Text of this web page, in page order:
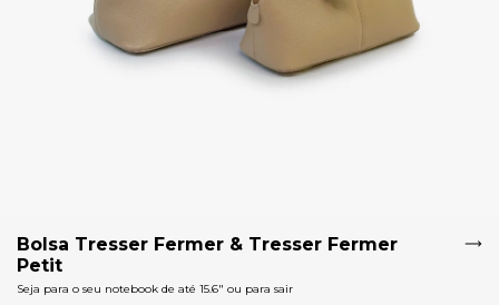
Bolsa Tresser Fermer & Tresser Fermer
Petit
Seja para o seu notebook de até 15.6" ou para sair